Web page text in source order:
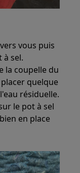
vous puis
sel.
la coupelle du
quelque
résiduelle.
le pot à sel
en place